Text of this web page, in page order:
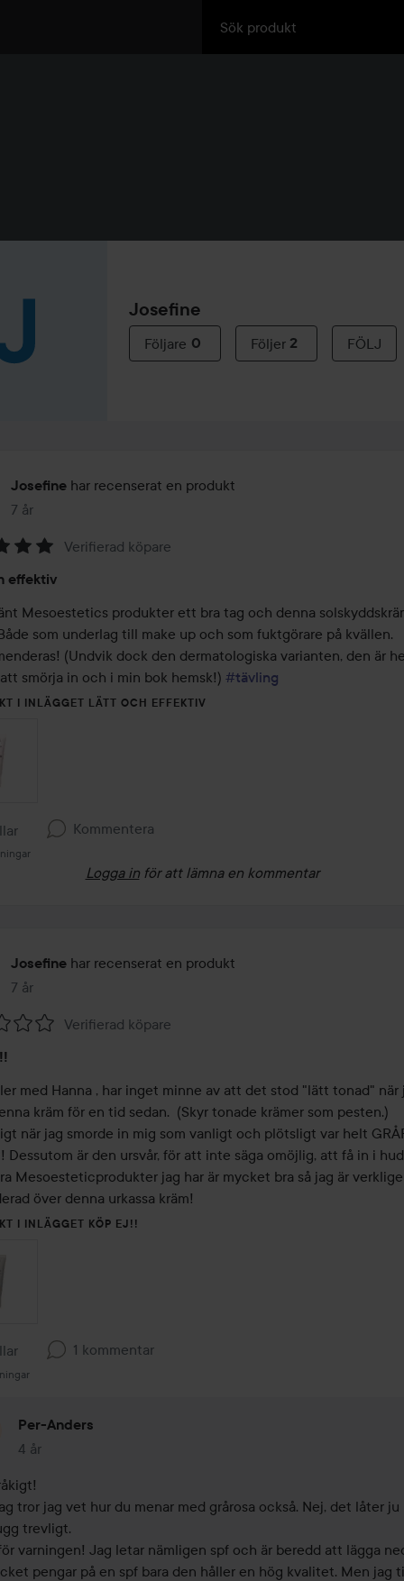
Josefine
Följare 0 Följer 2 FÖLJ
Josefine har recenserat en produkt
7 år
Inlägget skapades 7 år
Verifierad köpare
effektiv
Mesoestetics produkter ett bra tag och denna
som underlag till make up och som fuktgörare på kvällen.
(Undvik dock den dermatologiska varianten, den är
smörja in och i min bok hemsk!) #tävling
I INLÄGGET LÄTT OCH EFFEKTIV
Kommentera
Logga in för att lämna en kommentar
Josefine har recenserat en produkt
7 år
Inlägget skapades 7 år
Verifierad köpare
med Hanna , har inget minne av att det stod "lätt tonad" när
kräm för en tid sedan.  (Skyr tonade krämer som pesten.)
när jag smorde in mig som vanligt och plötsligt var helt
Dessutom är den ursvår, för att inte säga omöjlig, att få in i
Mesoesteticprodukter jag har är mycket bra så jag är
över denna urkassa kräm!
I INLÄGGET KÖP EJ!!
1 kommentar
Per-Anders
4 år
Kommentaren lades 4 år
tror jag vet hur du menar med grårosa också. Nej, det låter
trevligt.
varningen! Jag letar nämligen spf och är beredd att lägga
pengar på en spf bara den håller en hög kvalitet. Men jag